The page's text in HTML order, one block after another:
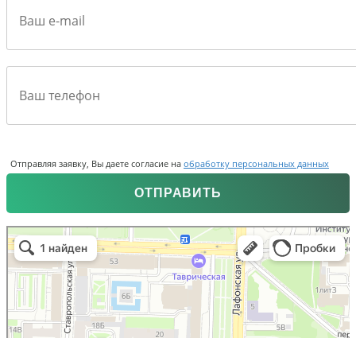
Отправляя заявку, Вы даете согласие на обработку персональных данных
Консалтинг Групп
Учебный центр в Санкт‑Петербурге
Центр повышения квалификации в Санкт‑Петербурге